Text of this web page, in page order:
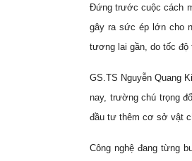
Đứng trước cuộc cách
gây ra sức ép lớn cho
tương lai gần, do tốc độ
GS.TS Nguyễn Quang
nay, trường chú trọng
đầu tư thêm cơ sở vật
Công nghệ đang từng